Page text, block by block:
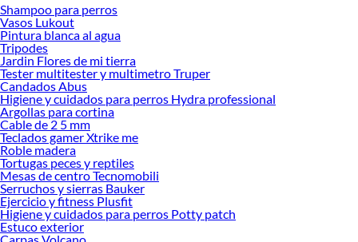
Desde remodelaciones hasta proyectos de decoración, estamos aquí para hacer
tus ideas realidad. ¡Visítanos y encuentra todo lo que tenemos para ofrecerte en
Accesorios para autos!
Explora la variedad de productos de Accesorios para autos en Sodimac
Herramientas, materiales y accesorios de calidad para tus proyectos y
renovación de espacios. ¡Visítanos y descubre todo lo que tenemos para
ofrecerte!
Encuentra una amplia variedad de productos de Accesorios para autos en
Sodimac. Encuentra todo lo necesario para tus proyectos de renovación y
decoración. ¡Visítanos y haz tus ideas realidad!
Shampoo para perros
Vasos Lukout
Pintura blanca al agua
Tripodes
Jardin Flores de mi tierra
Tester multitester y multimetro Truper
Candados Abus
Higiene y cuidados para perros Hydra professional
Argollas para cortina
Cable de 2 5 mm
Teclados gamer Xtrike me
Roble madera
Tortugas peces y reptiles
Mesas de centro Tecnomobili
Serruchos y sierras Bauker
Ejercicio y fitness Plusfit
Higiene y cuidados para perros Potty patch
Estuco exterior
Carpas Volcano